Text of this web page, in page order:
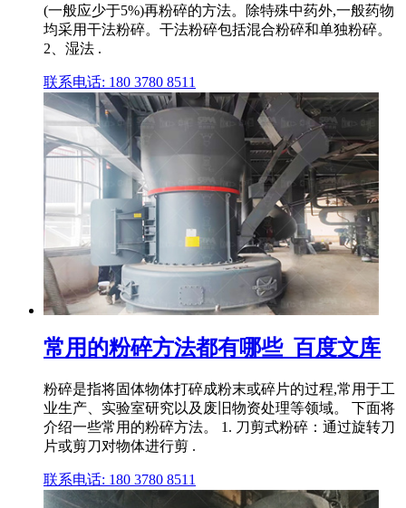
(一般应少于5%)再粉碎的方法。除特殊中药外,一般药物
均采用干法粉碎。干法粉碎包括混合粉碎和单独粉碎。
2、湿法 .
联系电话: 180 3780 8511
常用的粉碎方法都有哪些_百度文库
粉碎是指将固体物体打碎成粉末或碎片的过程,常用于工
业生产、实验室研究以及废旧物资处理等领域。 下面将
介绍一些常用的粉碎方法。 1. 刀剪式粉碎：通过旋转刀
片或剪刀对物体进行剪 .
联系电话: 180 3780 8511